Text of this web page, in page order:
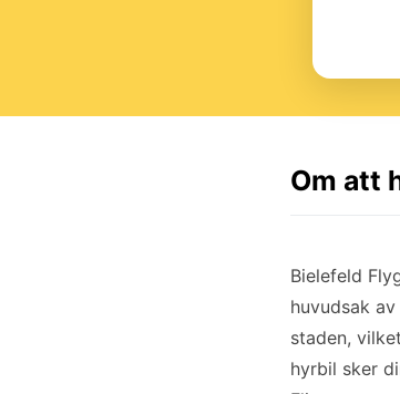
Om att
Bielefeld
huvudsak
staden,
hyrbil sker